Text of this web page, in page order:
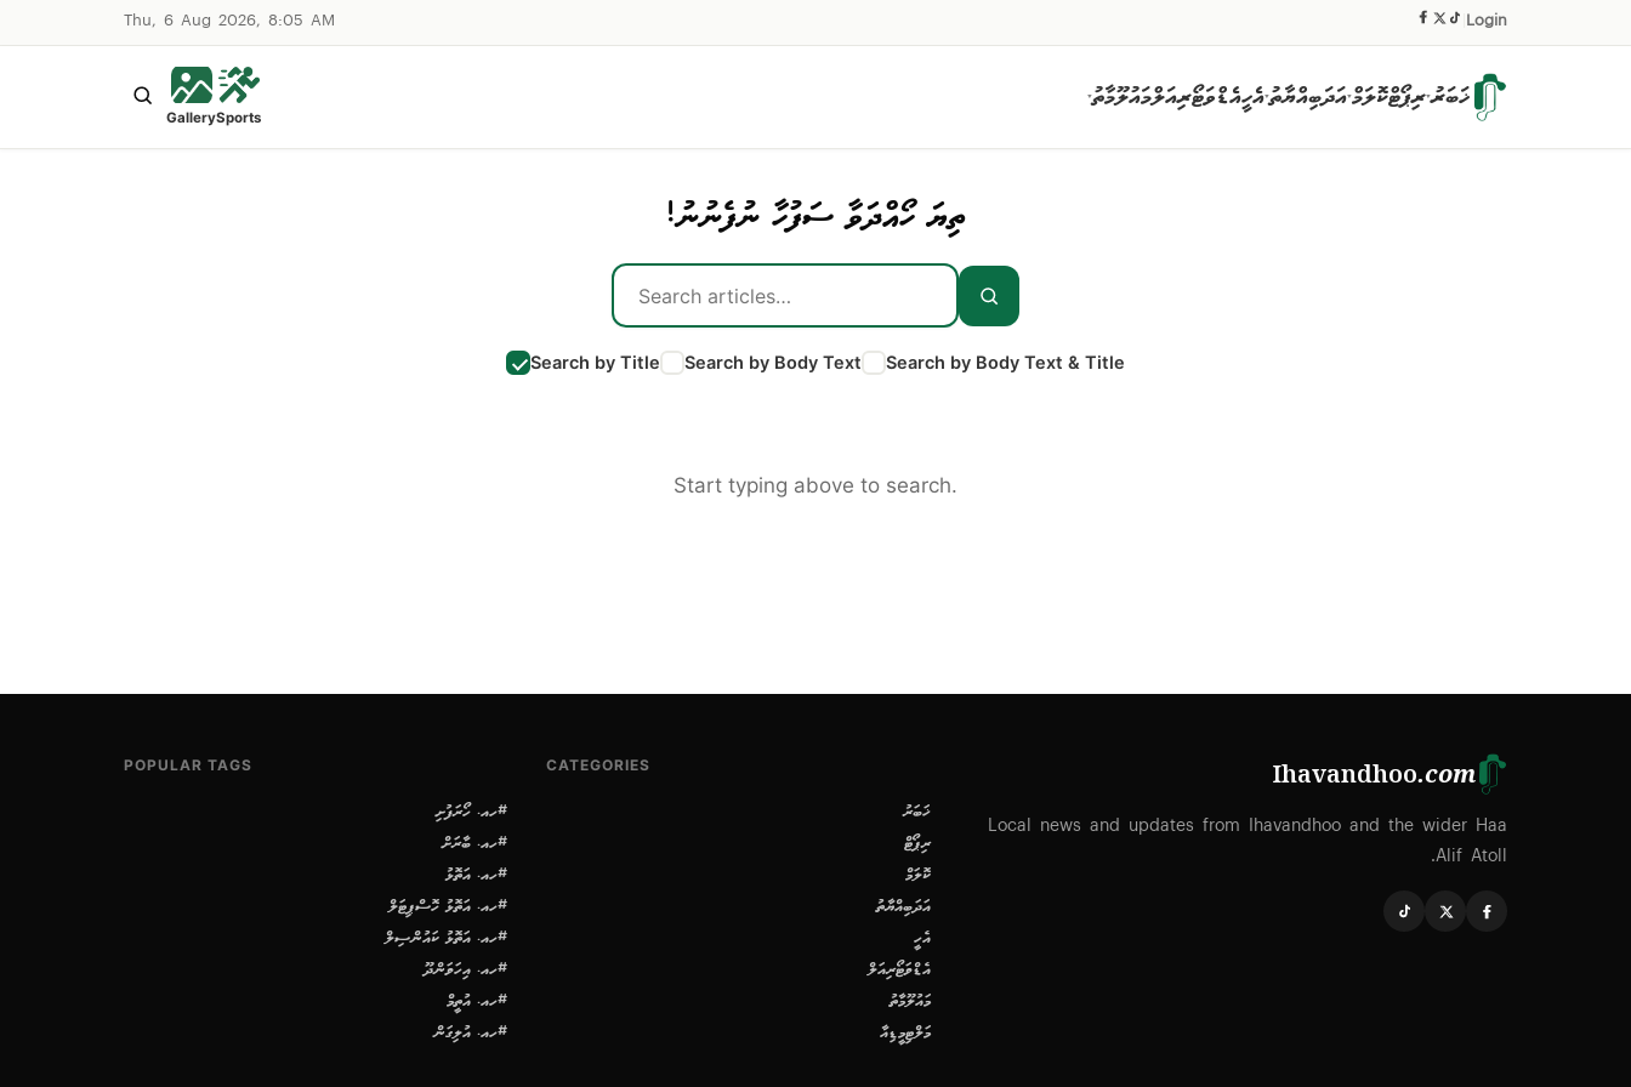
Thu, 6 Aug 2026, 8:05 AM Login
ޚަބަރު▾ރިޕޯޓްކޮލަމް▾އަދަބިއްޔާތު▾އެހީއެޑްވަޓޯރިއަލްމައުލޫމާތު▾
Sports
Gallery
ތިޔަ ހޯއްދަވާ ސަފުހާ ނުފެނުނު!
Search by Title Search by Body Text Search by Body Text & Title
Start typing above to search.
Ihavandhoo.com
Local news and updates from Ihavandhoo and the wider Haa
Alif Atoll.
CATEGORIES
ޚަބަރު
ރިޕޯޓް
ކޮލަމް
އަދަބިއްޔާތު
އެހީ
އެޑްވަޓޯރިއަލް
މައުލޫމާތު
މަލްޓިމީޑިއާ
POPULAR TAGS
#ހއ. ހޯރަފުށި
#ހއ. ބާރަށް
#ހއ. އަތޮޅު
#ހއ. އަތޮޅު ހޮސްޕިޓަލް
#ހއ. އަތޮޅު ކައުންސިލް
#ހއ. އިހަވަންދޫ
#ހއ. އުތީމް
#ހއ. އުލިގަން